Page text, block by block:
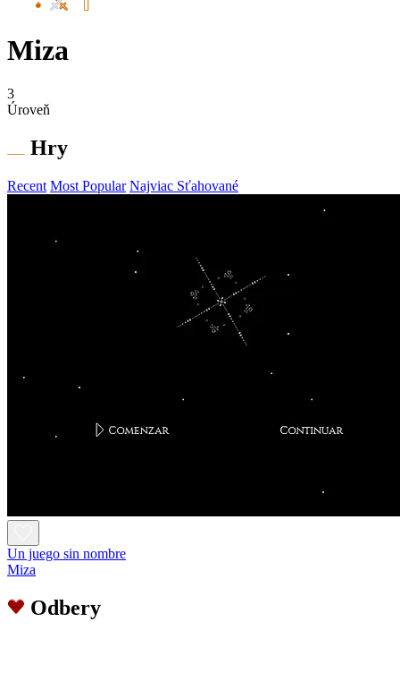
Miza
3
Úroveň
Hry
Recent Most Popular Najviac Sťahované
Un juego sin nombre
Miza
Odbery